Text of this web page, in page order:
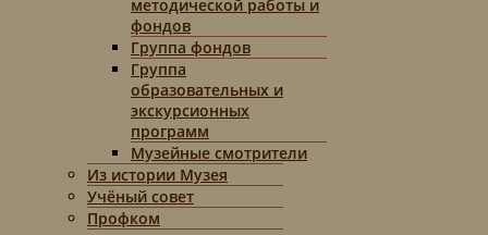
методической работы и
фондов
Группа фондов
Группа
образовательных и
экскурсионных
программ
Музейные смотрители
Из истории Музея
Учёный совет
Профком